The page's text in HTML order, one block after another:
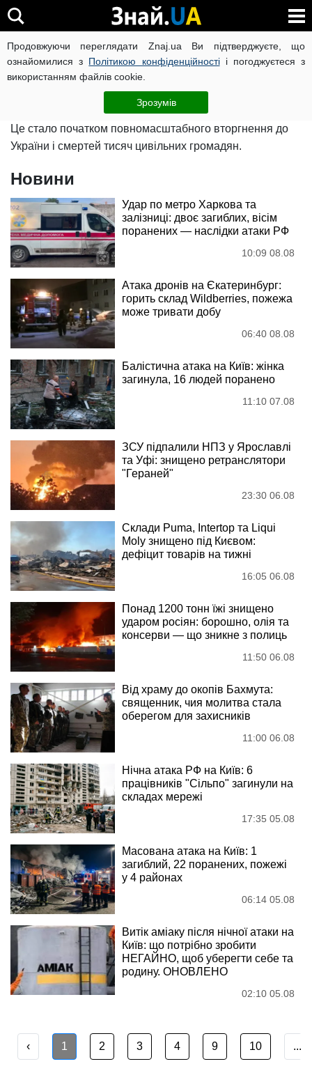
Продовжуючи переглядати Znaj.ua Ви підтверджуєте, що
ознайомилися з Політикою конфіденційностіі погоджуєтеся з
використанням файлів cookie.
Зрозумів
Війна росії проти України
24 лютого російський диктатор оголосив про початок
"спеціальної військової операції" проти України.
Це стало початком повномасштабного вторгнення до
України і смертей тисяч цивільних громадян.
Новини
Удар по метро Харкова та
залізниці: двоє загиблих, вісім
поранених — наслідки атаки РФ
10:09 08.08
Атака дронів на Єкатеринбург:
горить склад Wildberries, пожежа
може тривати добу
06:40 08.08
Балістична атака на Київ: жінка
загинула, 16 людей поранено
11:10 07.08
ЗСУ підпалили НПЗ у Ярославлі
та Уфі: знищено ретранслятори
"Гераней"
23:30 06.08
Склади Puma, Intertop та Liqui
Moly знищено під Києвом:
дефіцит товарів на тижні
16:05 06.08
Понад 1200 тонн їжі знищено
ударом росіян: борошно, олія та
консерви — що зникне з полиць
11:50 06.08
Від храму до окопів Бахмута:
священник, чия молитва стала
оберегом для захисників
11:00 06.08
Нічна атака РФ на Київ: 6
працівників "Сільпо" загинули на
складах мережі
17:35 05.08
Масована атака на Київ: 1
загиблий, 22 поранених, пожежі
у 4 районах
06:14 05.08
Витік аміаку після нічної атаки на
Київ: що потрібно зробити
НЕГАЙНО, щоб уберегти себе та
родину. ОНОВЛЕНО
02:10 05.08
‹ 1 2 3 4 9 10 ...